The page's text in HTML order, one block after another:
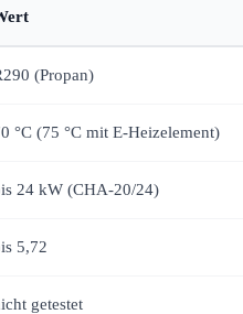
(Propan)
°C (75 °C mit E-Heizelement)
24 kW (CHA-20/24)
5,72
getestet